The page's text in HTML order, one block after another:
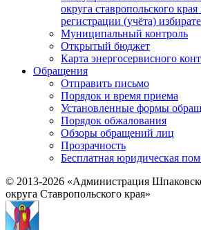
округа ставропольского
регистрации (учёта)
Муниципальный контроль
Открытый бюджет
Карта энергосервисного
Обращения
Отправить письмо
Порядок и время приема
Установленные формы
Порядок обжалования
Обзоры обращений лиц
Прозрачность
Бесплатная юридическая
© 2013-2026 «Администрация
округа Ставропольского края»